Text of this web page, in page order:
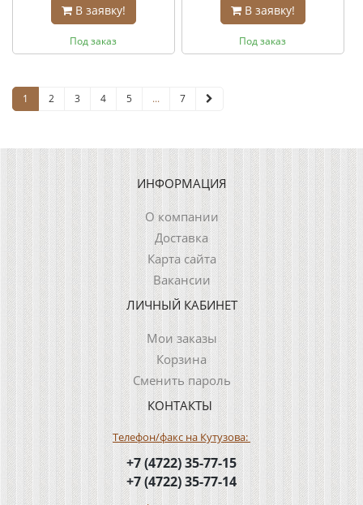
В заявку!
Под заказ
В заявку!
Под заказ
1 2 3 4 5 ... 7
ИНФОРМАЦИЯ
О компании
Доставка
Карта сайта
Вакансии
ЛИЧНЫЙ КАБИНЕТ
Мои заказы
Корзина
Сменить пароль
КОНТАКТЫ
Телефон/факс на Кутузова:
+7 (4722) 35-77-15
+7 (4722) 35-77-14